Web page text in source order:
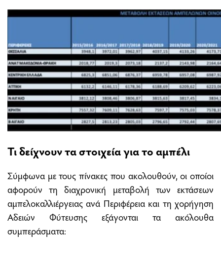
Τι δείχνουν τα στοιχεία για το αμπέλι
Σύμφωνα με τους πίνακες που ακολουθούν, οι οποίοι
αφορούν τη διαχρονική μεταβολή των εκτάσεων
αμπελοκαλλιέργειας ανά Περιφέρεια και τη χορήγηση
Αδειών Φύτευσης εξάγονται τα ακόλουθα
συμπεράσματα: